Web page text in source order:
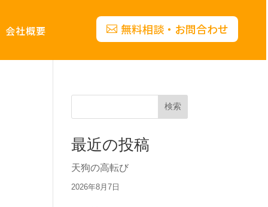
会社概要 無料相談・お問合わせ
検索
最近の投稿
天狗の高転び
2026年8月7日